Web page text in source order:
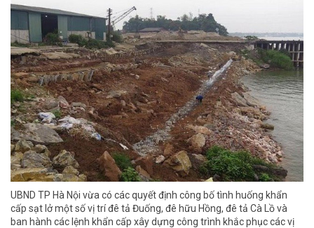
UBND TP Hà Nội vừa có các quyết định công bố tình huống khẩn
cấp sạt lở một số vị trí đê tả Đuống, đê hữu Hồng, đê tả Cà Lồ và
ban hành các lệnh khẩn cấp xây dựng công trình khắc phục các vị